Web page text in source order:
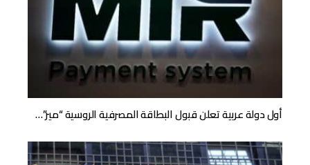
أول دولة عربية تعلن قبول البطاقة المصرفية الروسية “مير”…